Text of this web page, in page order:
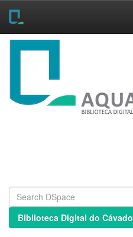
Skip
Biblioteca Digital do Cávado